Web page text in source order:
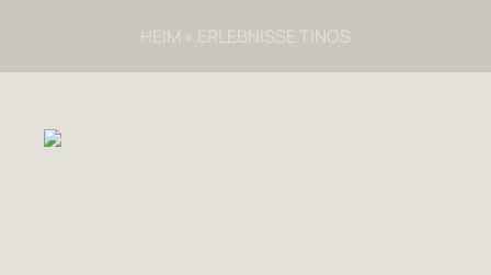
HEIM » ERLEBNISSE TINOS